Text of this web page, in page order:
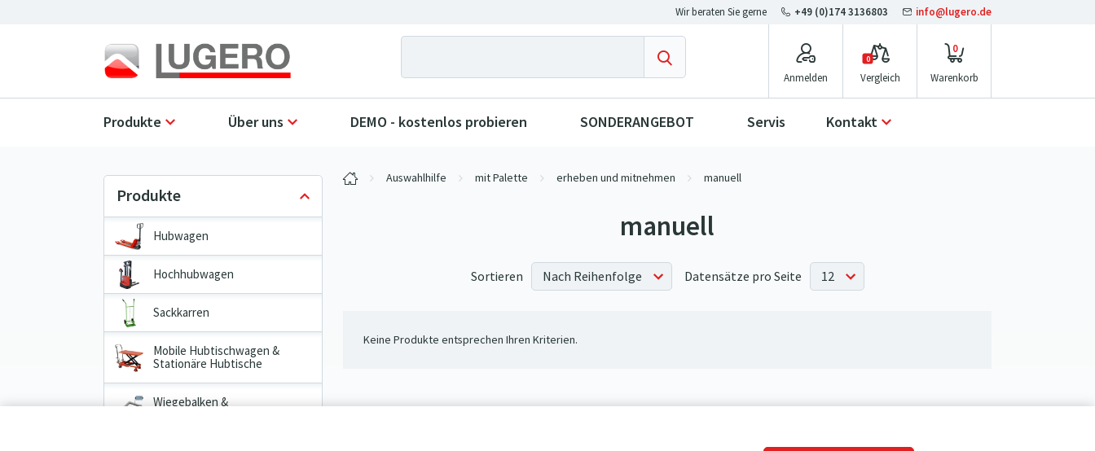
Anmelden Vergleich
0
0
Produkte Über uns DEMO - kostenlos probieren SONDERANGEBOT Kontakt
Servis
+49 (0)174 3136803 info@lugero.de
Auswahlhilfe mit Palette erheben und mitnehmen manuell
Hubwagen
Hochhubwagen
Sackkarren
Mobile Hubtischwagen &
Stationäre Hubtische
Wiegebalken &
manuell
Sortieren Datensätze pro Seite
Keine Produkte entsprechen Ihren Kriterien.